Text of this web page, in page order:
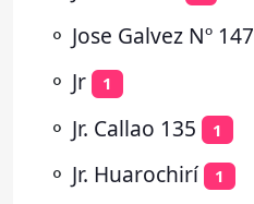
⚬ Jose Galvez Nº 147
⚬ Jr 1
⚬ Jr. Callao 135 1
⚬ Jr. Huarochirí 1